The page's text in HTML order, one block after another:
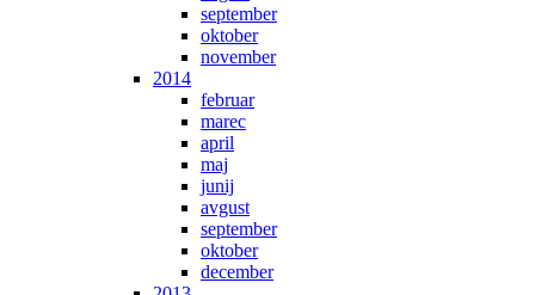
september
oktober
november
2014
februar
marec
april
maj
junij
avgust
september
oktober
december